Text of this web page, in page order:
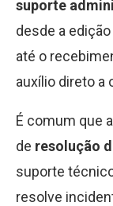
suporte
desde a
até o
auxílio direto a
É comum que
de resolução
suporte
resolve